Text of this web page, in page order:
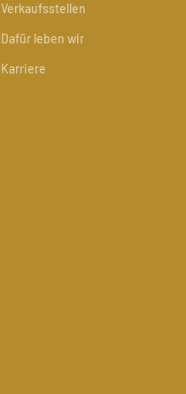
Verkaufsstellen
Dafür leben wir
Karriere